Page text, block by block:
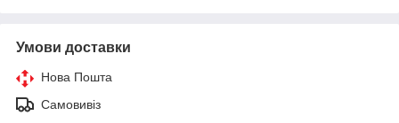
Умови доставки
Нова Пошта
Самовивіз